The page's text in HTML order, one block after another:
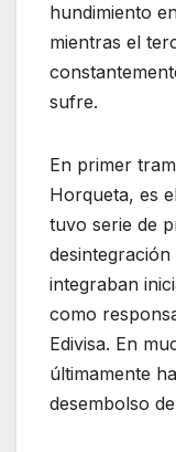
hundimiento
mientras el
sufre.
En primer
Horqueta, es
tuvo serie de
integraban
como
Edivisa. En
últimamente
desembolso